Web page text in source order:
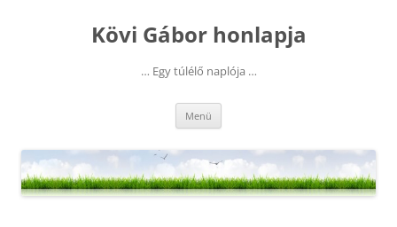
Kövi Gábor honlapja
… Egy túlélő naplója …
Menü